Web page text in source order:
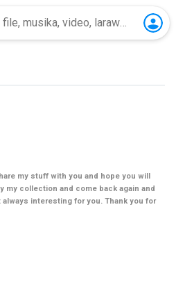
my stuff with you and hope you will
my collection and come back again and
interesting for you. Thank you for